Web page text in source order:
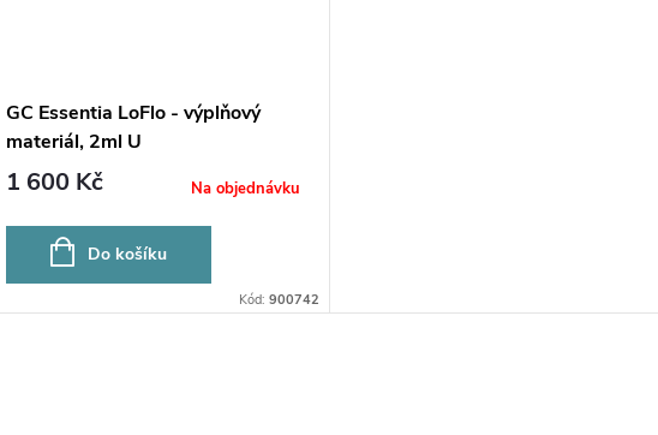
GC Essentia LoFlo - výplňový
materiál, 2ml U
1 600 Kč Na objednávku
Do košíku
Kód: 900742